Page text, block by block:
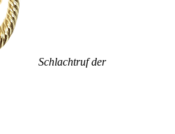
Schlachtruf der